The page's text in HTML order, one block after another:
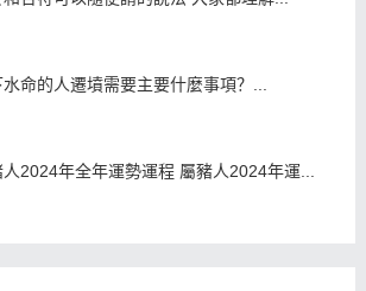
命的人遷墳需要主要什麼事項？...
人2024年全年運勢運程 屬豬人2024年運...